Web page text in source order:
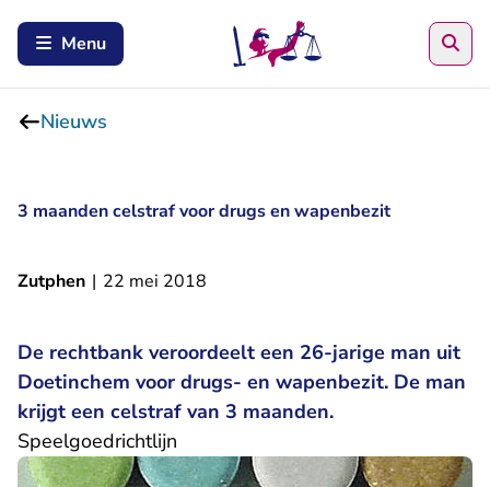
Menu
Nieuws
3 maanden celstraf voor drugs en wapenbezit
Zutphen | 22 mei 2018
De rechtbank veroordeelt een 26-jarige man uit
Doetinchem voor drugs- en wapenbezit. De man
krijgt een celstraf van 3 maanden.
Speelgoedrichtlijn